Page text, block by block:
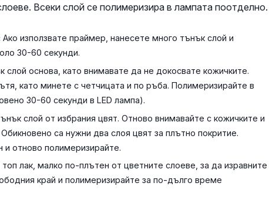
Всеки слой се полимеризира в лампата поотделно.
Ако използвате праймер, нанесете много тънък слой и
30-60 секунди.
слой основа, като внимавате да не докосвате кожичките.
като минете с четчицата и по ръба. Полимеризирайте в
30-60 секунди в LED лампа).
слой от избрания цвят. Отново внимавайте с кожичките и
са нужни два слоя цвят за плътно покритие.
и отново полимеризирайте.
лак, малко по-плътен от цветните слоеве, за да изравните
край и полимеризирайте за по-дълго време